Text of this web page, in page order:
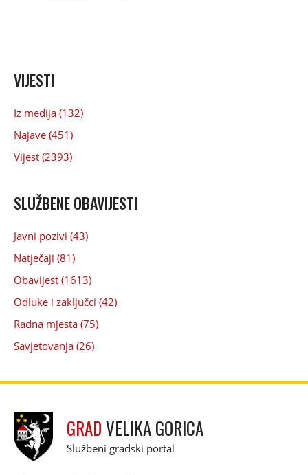
VIJESTI
Iz medija (132)
Najave (451)
Vijest (2393)
SLUŽBENE OBAVIJESTI
Javni pozivi (43)
Natječaji (81)
Obavijest (1613)
Odluke i zaključci (42)
Radna mjesta (75)
Savjetovanja (26)
GRADVELIKA GORICA
Službeni gradski portal